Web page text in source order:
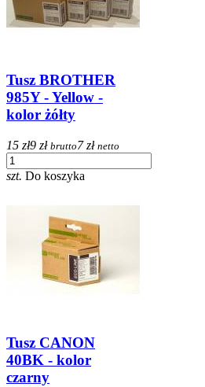
Tusz BROTHER
985Y - Yellow -
kolor żółty
15 zł9 zł brutto7 zł netto
szt. Do koszyka
Tusz CANON​​​​​​​
40BK - kolor
czarny